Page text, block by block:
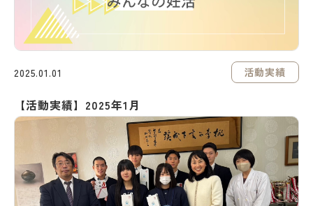
2025.01.01 活動実績
【活動実績】2025年1月